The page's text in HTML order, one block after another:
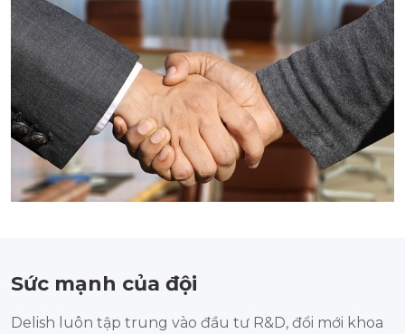
Sức mạnh của đội
Delish luôn tập trung vào đầu tư R&D, đổi mới khoa